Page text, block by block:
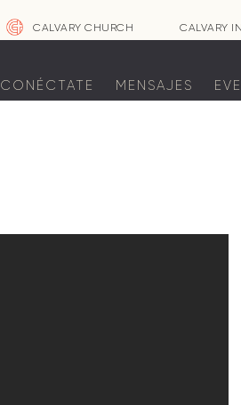
CALVARY CHURCH CALVARY
CONÉCTATE MENSAJES